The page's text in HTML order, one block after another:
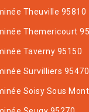
Theuville 95810
Themericourt
Taverny 95150
Survilliers 95470
Soisy Sous